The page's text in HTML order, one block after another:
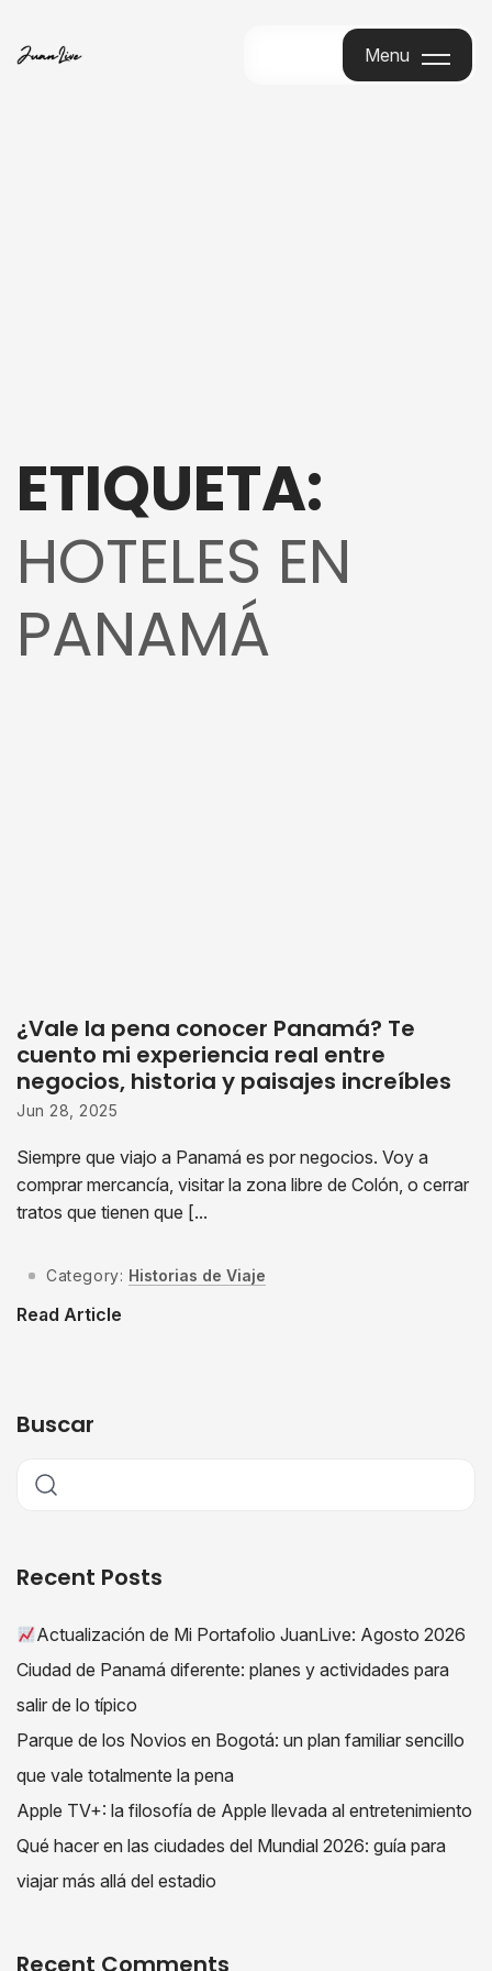
Menu
ETIQUETA:
HOTELES EN
PANAMÁ
¿Vale la pena conocer Panamá? Te
cuento mi experiencia real entre
negocios, historia y paisajes increíbles
Jun 28, 2025
Siempre que viajo a Panamá es por negocios. Voy a
comprar mercancía, visitar la zona libre de Colón, o cerrar
tratos que tienen que [...
Category: Historias de Viaje
Read Article
Buscar
Recent Posts
Actualización de Mi Portafolio JuanLive: Agosto 2026
Ciudad de Panamá diferente: planes y actividades para
salir de lo típico
Parque de los Novios en Bogotá: un plan familiar sencillo
que vale totalmente la pena
Apple TV+: la filosofía de Apple llevada al entretenimiento
Qué hacer en las ciudades del Mundial 2026: guía para
viajar más allá del estadio
Recent Comments